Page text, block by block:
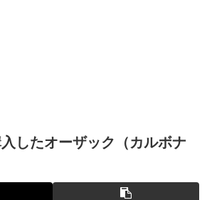
したオーザック（カルボナ